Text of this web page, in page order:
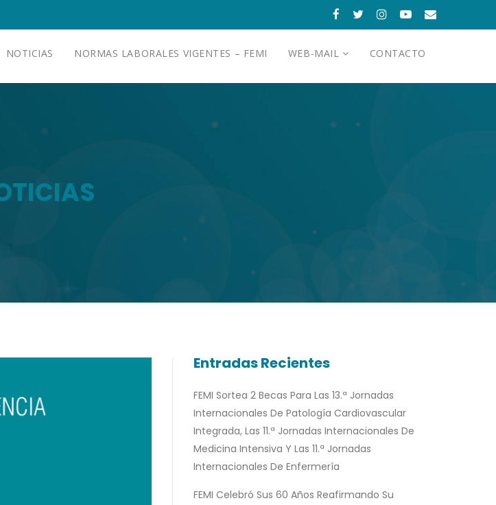
NOTICIAS NORMAS LABORALES VIGENTES – FEMI WEB-MAIL CONTACTO
Entradas Recientes
FEMI Sortea 2 Becas Para Las 13.ª Jornadas
Internacionales De Patología Cardiovascular
Integrada, Las 11.ª Jornadas Internacionales De
Medicina Intensiva Y Las 11.ª Jornadas
Internacionales De Enfermería
FEMI Celebró Sus 60 Años Reafirmando Su